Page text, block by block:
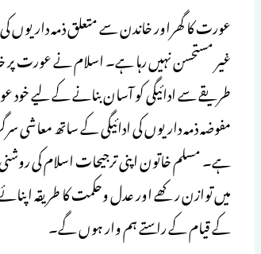
عورت کا گھراور خاندن سے متعلق ذمہ داریوں
غیر مستحسن نہیں رہا ہے۔ اسلام نے عورت پر
طریقے سے ادائیگی کو آسان بنانے کے لیے
مفوضہ ذمہ داریوں کی ادائیگی کے ساتھ
ہے۔ مسلم خاتون اپنی ترجیحات اسلام کی
میں توازن رکھے اور عدل وحکمت کا طریقہ
کے قیام کے راستے ہم وار ہوں گے۔